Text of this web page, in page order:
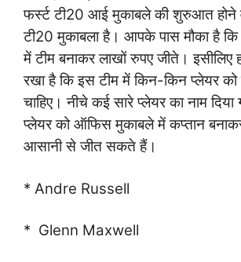
फर्स्ट टी20 आई मुकाबले की शुरुआत होने
टी20 मुकाबला है। आपके पास मौका है
में टीम बनाकर लाखों रुपए जीते।
रखा है कि इस टीम में किन-किन प्लेयर को
चाहिए। नीचे कई सारे प्लेयर का नाम
प्लेयर को ऑफिस मुकाबले में कप्तान
आसानी से जीत सकते हैं।
* Andre Russell
* Glenn Maxwell